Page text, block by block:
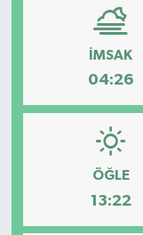
İMSAK
04:26
ÖĞLE
13:22